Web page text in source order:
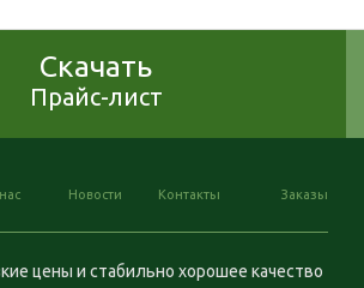
Скачать
Прайс-лист
Новости Контакты Заказы
цены и стабильно хорошее качество